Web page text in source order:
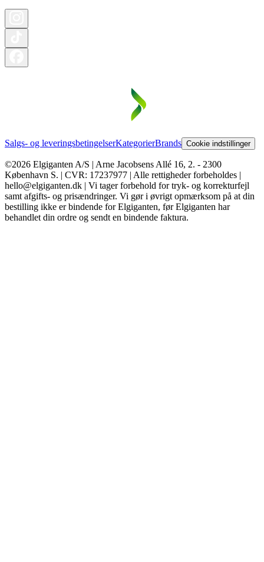
Salgs- og leveringsbetingelserKategorierBrands Cookie indstillinger
©2026 Elgiganten A/S | Arne Jacobsens Allé 16, 2. - 2300
København S. | CVR: 17237977 | Alle rettigheder forbeholdes |
hello@elgiganten.dk | Vi tager forbehold for tryk- og korrekturfejl
samt afgifts- og prisændringer. Vi gør i øvrigt opmærksom på at din
bestilling ikke er bindende for Elgiganten, før Elgiganten har
behandlet din ordre og sendt en bindende faktura.